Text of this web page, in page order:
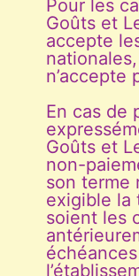
Pour les
Goûts et
accepte
n’accepte
En cas de
Goûts et
non-
son terme
exigible la
soient les